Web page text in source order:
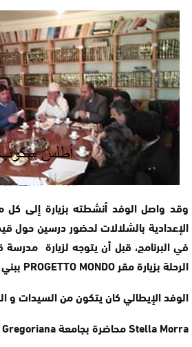
وقد واصل الوفد أنشطته بزيارة إلى كل
الإعدادية بالشلالات لحضور درسين حول
في البرنامج، قبل أن يتوجه لزيارة مدرسة
الرحلة بزيارة مقر PROGETTO MONDO ببني ملال.
الوفد الإيطالي كان يتكون من السيدات و
Stella Morra محاضرة بجامعة Pont Gregoriana